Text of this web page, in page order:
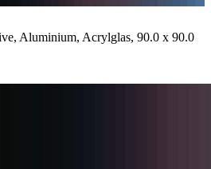
Aluminium, Acrylglas, 90.0 x 90.0